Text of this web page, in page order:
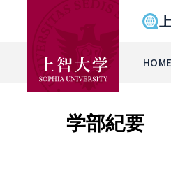
HOME
学部紀要